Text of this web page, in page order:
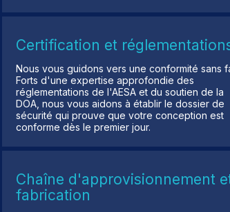
Certification et
Nous vous guidons vers une conformité sans
Forts d'une expertise approfondie des
réglementations de l'AESA et du soutien de la
DOA, nous vous aidons à établir le dossier de
sécurité qui prouve que votre conception est
conforme dès le premier jour.
Chaîne d'approvisionnement
fabrication